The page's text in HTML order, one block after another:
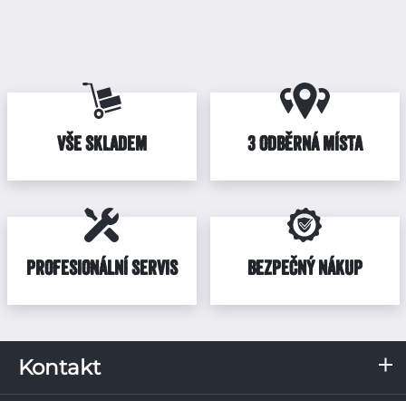
VŠE SKLADEM 3 ODBĚRNÁ MÍSTA
PROFESIONÁLNÍ SERVIS BEZPEČNÝ NÁKUP
Kontakt